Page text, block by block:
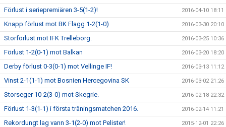
Förlust i seriepremiären 3-5(1-2)! 2016-04-10 18:11
Knapp förlust mot BK Flagg 1-2(1-0) 2016-03-30 20:10
Storförlust mot IFK Trelleborg. 2016-03-25 10:36
Förlust 1-2(0-1) mot Balkan 2016-03-20 18:20
Derby förlust 0-3(0-1) mot Vellinge IF! 2016-03-13 11:12
Vinst 2-1(1-1) mot Bosnien Hercegovina SK 2016-03-02 21:26
Storseger 10-2(3-0) mot Skegrie. 2016-02-18 22:32
Förlust 1-3(1-1) i första träningsmatchen 2016. 2016-02-14 11:21
Rekordungt lag vann 3-1(2-0) mot Pelister! 2015-12-01 22:26